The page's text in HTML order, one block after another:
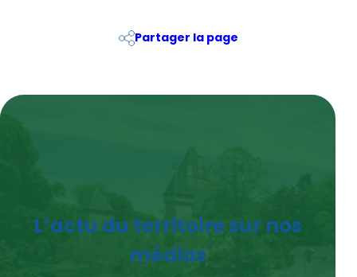
Partager la page
L’actu du territoire sur nos
médias